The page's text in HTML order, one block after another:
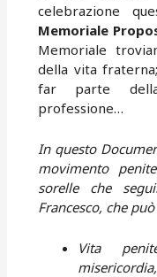
celebrazione
Memoriale
Memoriale
della vita
far parte
professione…
In questo
movimento
sorelle che
Francesco, che
Vita